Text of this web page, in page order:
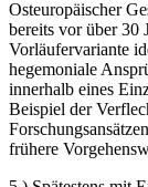
Osteuropäischer
bereits vor über 30
Vorläufervariante
hegemoniale
innerhalb eines
Beispiel der
frühere